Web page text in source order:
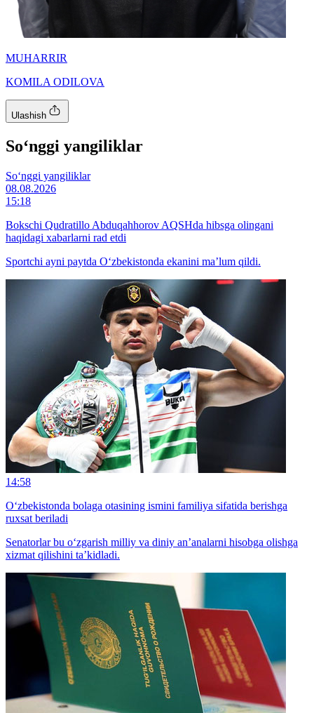
MUHARRIR
KOMILA ODILOVA
Ulashish
So‘nggi yangiliklar
So‘nggi yangiliklar
08.08.2026
15:18
Bokschi Qudratillo Abduqahhorov AQSHda hibsga olingani
haqidagi xabarlarni rad etdi
Sportchi ayni paytda O‘zbekistonda ekanini ma’lum qildi.
14:58
O‘zbekistonda bolaga otasining ismini familiya sifatida berishga
ruxsat beriladi
Senatorlar bu o‘zgarish milliy va diniy an’analarni hisobga olishga
xizmat qilishini ta’kidladi.